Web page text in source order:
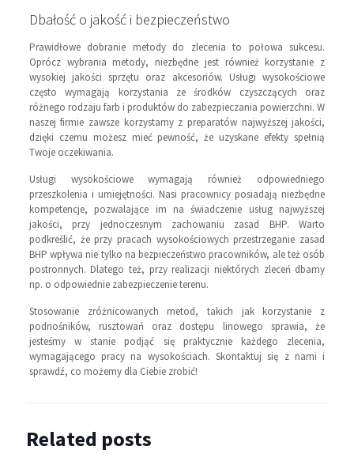
Dbałość o jakość i bezpieczeństwo
Prawidłowe dobranie metody do zlecenia to połowa sukcesu.
Oprócz wybrania metody, niezbędne jest również korzystanie z
wysokiej jakości sprzętu oraz akcesoriów. Usługi wysokościowe
często wymagają korzystania ze środków czyszczących oraz
różnego rodzaju farb i produktów do zabezpieczania powierzchni. W
naszej firmie zawsze korzystamy z preparatów najwyższej jakości,
dzięki czemu możesz mieć pewność, że uzyskane efekty spełnią
Twoje oczekiwania.
Usługi wysokościowe wymagają również odpowiedniego
przeszkolenia i umiejętności. Nasi pracownicy posiadają niezbędne
kompetencje, pozwalające im na świadczenie usług najwyższej
jakości, przy jednoczesnym zachowaniu zasad BHP. Warto
podkreślić, że przy pracach wysokościowych przestrzeganie zasad
BHP wpływa nie tylko na bezpieczeństwo pracowników, ale też osób
postronnych. Dlatego też, przy realizacji niektórych zleceń dbamy
np. o odpowiednie zabezpieczenie terenu.
Stosowanie zróżnicowanych metod, takich jak korzystanie z
podnośników, rusztowań oraz dostępu linowego sprawia, że
jesteśmy w stanie podjąć się praktycznie każdego zlecenia,
wymagającego pracy na wysokościach. Skontaktuj się z nami i
sprawdź, co możemy dla Ciebie zrobić!
Related posts